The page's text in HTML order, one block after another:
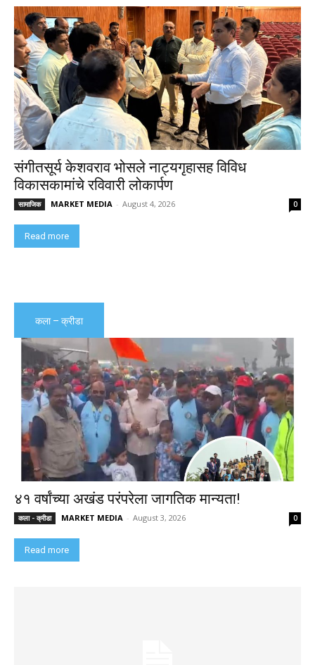
संगीतसूर्य केशवराव भोसले नाट्यगृहासह विविध
विकासकामांचे रविवारी लोकार्पण
सामाजिक MARKET MEDIA - August 4, 2026 0
Read more
कला – क्रीडा
४१ वर्षांच्या अखंड परंपरेला जागतिक मान्यता!
कला - क्रीडा MARKET MEDIA - August 3, 2026 0
Read more